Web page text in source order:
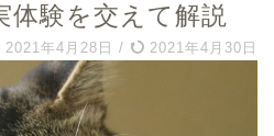
体験を交えて解説
2021年4月28日 / 2021年4月30日